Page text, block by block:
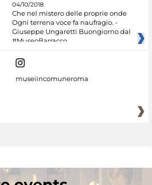
04/10/2018
Che nel mistero delle proprie onde
Ogni terrena voce fa naufragio. -
Giuseppe Ungaretti Buongiorno dal
#MuseoBarracco
museiincomuneroma